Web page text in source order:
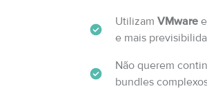
UtilizamVMware
e mais
Não querem
bundles